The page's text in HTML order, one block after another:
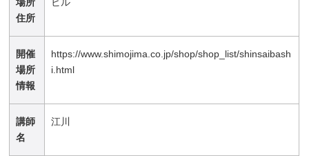
住所
開催
場所
情報
https://www.shimojima.co.jp/shop/shop_list/shinsaibash
i.html
講師
名
江川